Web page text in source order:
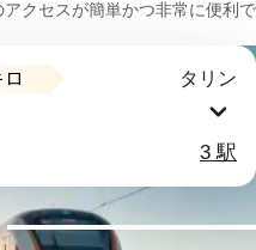
クセスが簡単かつ非常に便利で
タリン
3 駅